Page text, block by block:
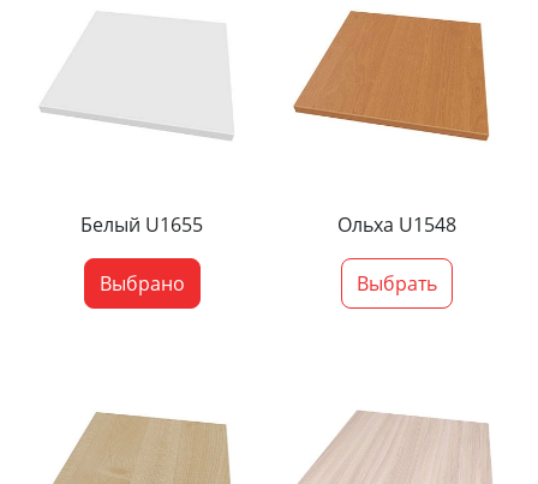
Белый U1655
Выбрано
Ольха U1548
Выбрать